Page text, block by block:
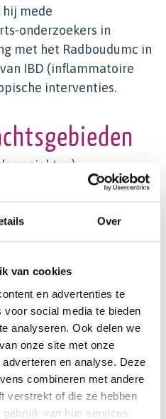
Over
van cookies
en advertenties te
social media te bieden
analyseren. Ook delen we
onze site met onze
en analyse. Deze
combineren met andere
verstrekt of die ze hebben
van hun services.
mede
onderzoekers in
met het Radboudumc in
IBD (inflammatoire
interventies.
NvMDL
Centrum
Endoscopie NvMDL en